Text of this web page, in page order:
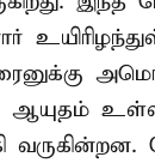
ஆயுதம்